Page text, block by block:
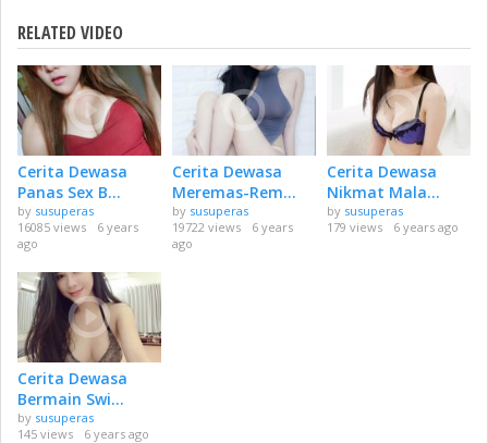
RELATED VIDEO
Cerita Dewasa
Panas Sex B...
by susuperas
16085 views
6 years
ago
Cerita Dewasa
Meremas-Rem...
by susuperas
19722 views
6 years
ago
Cerita Dewasa
Nikmat Mala...
by susuperas
179 views
6 years ago
Cerita Dewasa
Bermain Swi...
by susuperas
145 views
6 years ago